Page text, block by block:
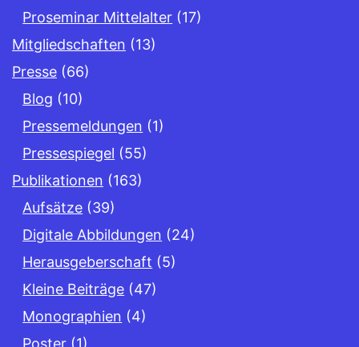
Proseminar Mittelalter (17)
Mitgliedschaften (13)
Presse (66)
Blog (10)
Pressemeldungen (1)
Pressespiegel (55)
Publikationen (163)
Aufsätze (39)
Digitale Abbildungen (24)
Herausgeberschaft (5)
Kleine Beiträge (47)
Monographien (4)